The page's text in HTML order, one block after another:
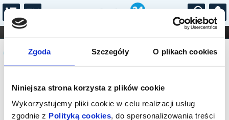
Zgoda Szczegóły O plikach cookies
Niniejsza strona korzysta z plików cookie
Wykorzystujemy pliki cookie w celu realizacji usług
zgodnie z Polityką cookies, do spersonalizowania treści
...
FILHARMONIA OPERA I BALET
STAND-UP
DLA DZIECI
Komunikat
Sprzedaż biletów on-line na wydarzenie
została zakończona.